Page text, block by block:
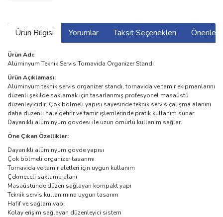
Ürün Bilgisi Yorumlar Taksit Seçenekleri
Ürün Adı:
Alüminyum Teknik Servis Tornavida Organizer Standı
Ürün Açıklaması:
Alüminyum teknik servis organizer standı, tornavida ve tamir ekipmanlarını
düzenli şekilde saklamak için tasarlanmış profesyonel masaüstü
düzenleyicidir. Çok bölmeli yapısı sayesinde teknik servis çalışma alanını
daha düzenli hale getirir ve tamir işlemlerinde pratik kullanım sunar.
Dayanıklı alüminyum gövdesi ile uzun ömürlü kullanım sağlar.
Öne Çıkan Özellikler:
Dayanıklı alüminyum gövde yapısı
Çok bölmeli organizer tasarımı
Tornavida ve tamir aletleri için uygun kullanım
Çekmeceli saklama alanı
Masaüstünde düzen sağlayan kompakt yapı
Teknik servis kullanımına uygun tasarım
Hafif ve sağlam yapı
Kolay erişim sağlayan düzenleyici sistem